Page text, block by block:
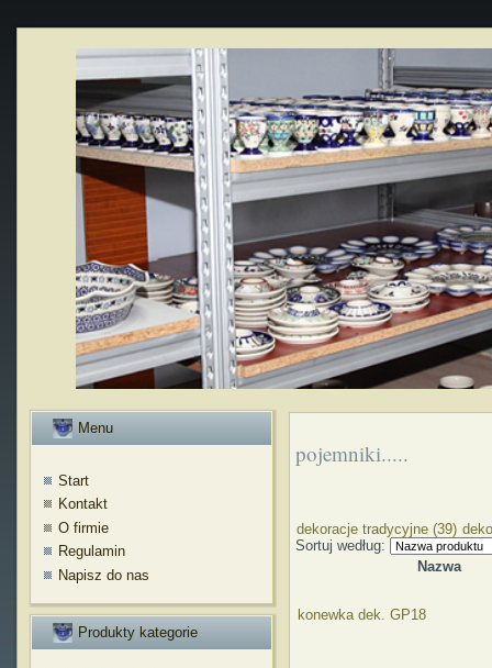
Menu
Start
Kontakt
O firmie
Regulamin
Napisz do nas
Produkty kategorie
pojemniki.....
dekoracje tradycyjne (39)
Sortuj według:
Nazwa
konewka dek. GP18